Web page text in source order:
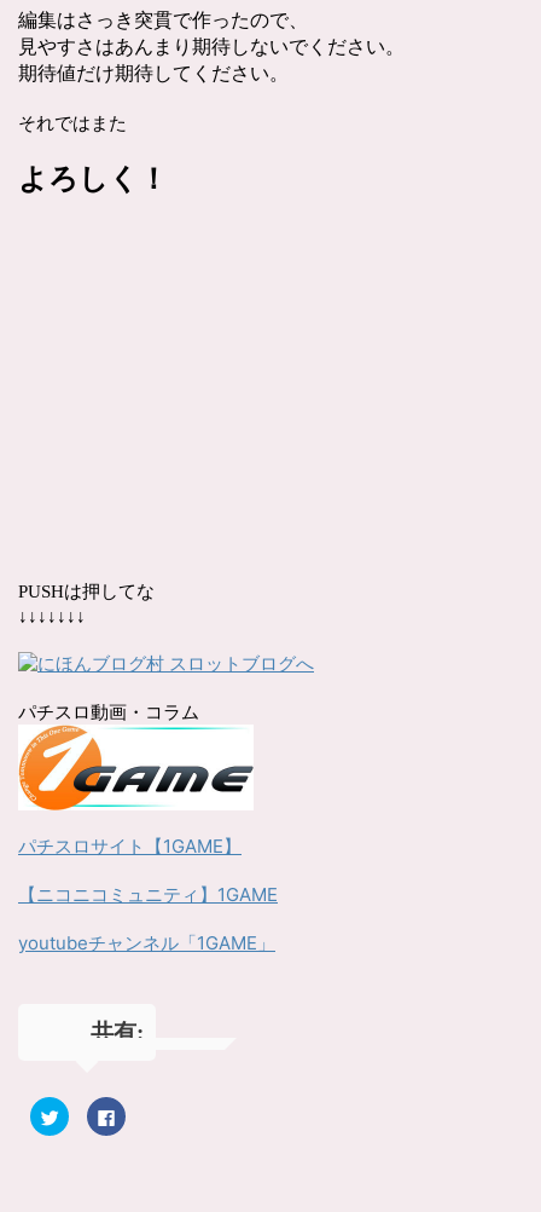
編集はさっき突貫で作ったので、
見やすさはあんまり期待しないでください。
期待値だけ期待してください。
それではまた
よろしく！
PUSHは押してな
↓↓↓↓↓↓↓
パチスロ動画・コラム
パチスロサイト【1GAME】
【ニコニコミュニティ】1GAME
youtubeチャンネル「1GAME」
共有:
ク
リ
F
a